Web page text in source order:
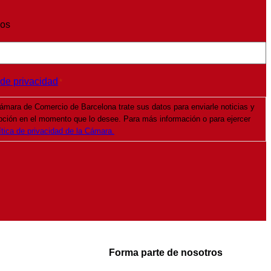
privacidad *
de Comercio de Barcelona trate sus datos para enviarle noticias y
en el momento que lo desee. Para más información o para ejercer
de privacidad de la Cámara.
Forma parte de nosotros